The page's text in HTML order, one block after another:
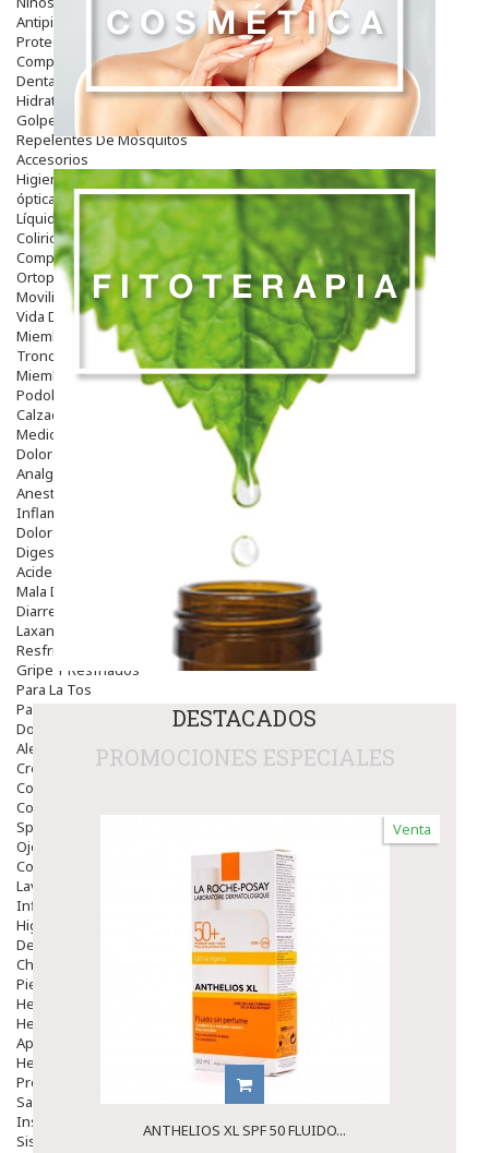
Antipiojos
Protección Solar
Complementos Alimentarios
Dentales
Hidratantes
Golpes Y Hematomas
Repelentes De Mosquitos
Accesorios
Higiene
óptica
Líquidos Lentillas
Colirios
Complementos Alimentarios.
Ortopedia - Accesorios
Movilidad
Vida Diaria
Miembro Superior
Tronco
Miembro Inferior
Podología
Calzado
Medicamentos
Dolor E Inflamación
Analgésicos
Anestésicos
Inflamación Articulaciones
Dolor Muscular / Articular
Digestivo
Acidez, Gases Y Ardores
Mala Digestion
Diarrea / Estreñimiento / Vómitos
Laxantes
Resfriados
Gripe Y Resfriados
Para La Tos
Para Descongestionar La Nariz
Dolor De Garganta
Alergias Y Picaduras
Cremas
Comprimidos
Colirios
Sprays
Ojos Y Oidos
Congestión
Lavado Ojos
Inflamación Del Oido (otitis)
Higiene Oido
Deshabituación Tabaquismo
Chicles
Piel
Herpes Y Hongos
Heridas Y úlceras
Aparato Genital
Hemorroides
Protectores Y Emolientes
Salud
Insomnio
Sistema Nervioso
DESTACADOS
PROMOCIONES ESPECIALES
Venta
ANTHELIOS XL SPF 50 FLUIDO...